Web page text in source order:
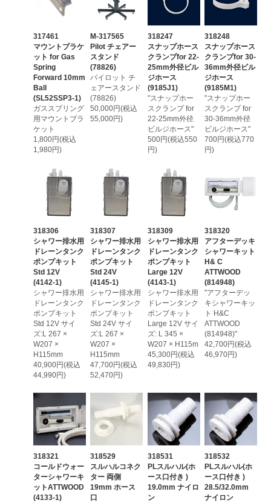
317461
マウントブラケ
ット for Gas
Spring
Forward 10mm
Ball
(SL52SSP3-1)
ガススプリング
用マウントブラ
ケット
1,800円(税込
1,980円)
M-317565
Pilot チェアー
スタンド
(78826)
パイロット チ
ェアースタンド
(78826)
50,000円(税込
55,000円)
318247
スナップホース
クランプfor 22-
25mm外径ビル
ジホース
(9185J1)
"スナップホー
スクランプ for
22-25mm外径
ビルジホース"
500円(税込550
円)
318248
スナップホース
クランプfor 30-
36mm外径ビル
ジホース
(9185M1)
"スナップホー
スクランプ for
30-36mm外径
ビルジホース"
700円(税込770
円)
318306
シャワー排水用
ドレーンタンク
ポンプキット
Std 12V
(4142-1)
シャワー排水用
ドレーンタンク
ポンプキット
Std 12V サイ
ズ:L 267 ×
W207 ×
H115mm
40,900円(税込
44,990円)
318307
シャワー排水用
ドレーンタンク
ポンプキット
Std 24V
(4145-1)
シャワー排水用
ドレーンタンク
ポンプキット
Std 24V サイ
ズ:L 267 ×
W207 ×
H115mm
47,700円(税込
52,470円)
318309
シャワー排水用
ドレーンタンク
ポンプキット
Large 12V
(4143-1)
シャワー排水用
ドレーンタンク
ポンプキット
Large 12V サイ
ズ: L 345 ×
W207 × H115m
45,300円(税込
49,830円)
318320
アフターデッキ
シャワーキット
H& C
ATTWOOD
(814948)
"アフターデッ
キシャワーキッ
ト H&C
ATTWOOD
(814948)"
42,700円(税込
46,970円)
318321
コールドウォー
ターシャワーキ
ットATTWOOD
(4133-1)
318529
スルハルコネク
ター 両側
19mm ホース
口
318531
PLスルハル(ホ
ース口付き )
19.0mm ナイロ
ン
318532
PLスルハル(ホ
ース口付き )
28.5/32.0mm
ナイロン